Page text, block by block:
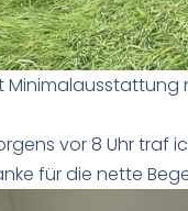
Minimalausstattung
vor 8 Uhr traf
für die nette